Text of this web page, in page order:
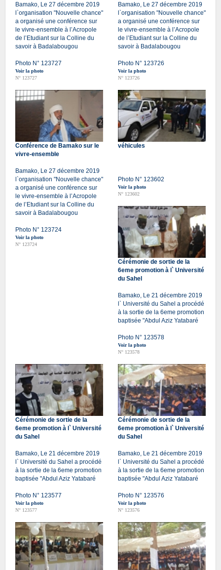
Bamako, Le 27 décembre 2019
l`organisation "Nouvelle chance"
a organisé une conférence sur
le vivre-ensemble à l’Acropole
de l’Etudiant sur la Colline du
savoir à Badalabougou
Photo N° 123727
Voir la photo
N° 123727
Bamako, Le 27 décembre 2019
l`organisation "Nouvelle chance"
a organisé une conférence sur
le vivre-ensemble à l’Acropole
de l’Etudiant sur la Colline du
savoir à Badalabougou
Photo N° 123726
Voir la photo
N° 123726
Conférence de Bamako sur le
vivre-ensemble
Bamako, Le 27 décembre 2019
l`organisation "Nouvelle chance"
a organisé une conférence sur
le vivre-ensemble à l’Acropole
de l’Etudiant sur la Colline du
savoir à Badalabougou
Photo N° 123724
Voir la photo
N° 123724
véhicules
Photo N° 123602
Voir la photo
N° 123602
Cérémonie de sortie de la
6eme promotion à l` Université
du Sahel
Bamako, Le 21 décembre 2019
l` Université du Sahel a procédé
à la sortie de la 6eme promotion
baptisée "Abdul Aziz Yatabaré
Photo N° 123578
Voir la photo
N° 123578
Cérémonie de sortie de la
6eme promotion à l` Université
du Sahel
Bamako, Le 21 décembre 2019
l` Université du Sahel a procédé
à la sortie de la 6eme promotion
baptisée "Abdul Aziz Yatabaré
Photo N° 123577
Voir la photo
N° 123577
Cérémonie de sortie de la
6eme promotion à l` Université
du Sahel
Bamako, Le 21 décembre 2019
l` Université du Sahel a procédé
à la sortie de la 6eme promotion
baptisée "Abdul Aziz Yatabaré
Photo N° 123576
Voir la photo
N° 123576